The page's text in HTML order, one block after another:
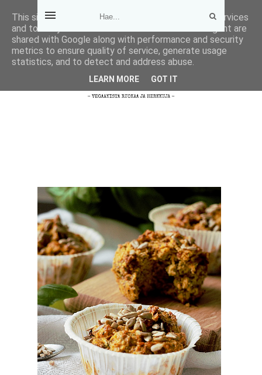
This site uses cookies from Google to deliver its services
and to analyze traffic. Your IP address and user-agent are
shared with Google along with performance and security
metrics to ensure quality of service, generate usage
statistics, and to detect and address abuse.
LEARN MORE GOT IT